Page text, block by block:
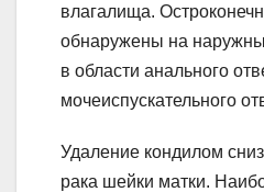
влагалища.
обнаружены на
в области анального
мочеиспускательного
Удаление кондилом
рака шейки матки.